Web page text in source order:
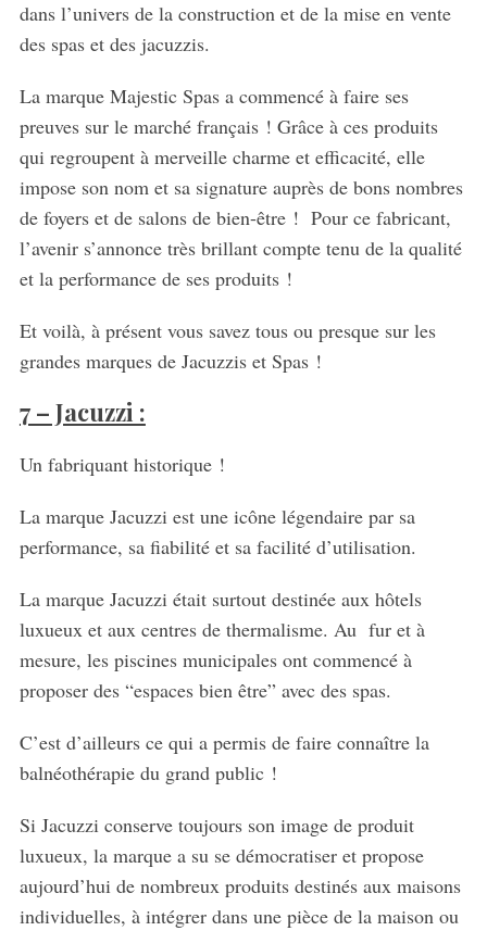
dans l’univers de la construction et de la mise en vente
des spas et des jacuzzis.
La marque Majestic Spas a commencé à faire ses
preuves sur le marché français ! Grâce à ces produits
qui regroupent à merveille charme et efficacité, elle
impose son nom et sa signature auprès de bons nombres
de foyers et de salons de bien-être ! Pour ce fabricant,
l’avenir s’annonce très brillant compte tenu de la qualité
et la performance de ses produits !
Et voilà, à présent vous savez tous ou presque sur les
grandes marques de Jacuzzis et Spas !
7 – Jacuzzi :
Un fabriquant historique !
La marque Jacuzzi est une icône légendaire par sa
performance, sa fiabilité et sa facilité d’utilisation.
La marque Jacuzzi était surtout destinée aux hôtels
luxueux et aux centres de thermalisme. Au fur et à
mesure, les piscines municipales ont commencé à
proposer des “espaces bien être” avec des spas.
C’est d’ailleurs ce qui a permis de faire connaître la
balnéothérapie du grand public !
Si Jacuzzi conserve toujours son image de produit
luxueux, la marque a su se démocratiser et propose
aujourd’hui de nombreux produits destinés aux maisons
individuelles, à intégrer dans une pièce de la maison ou